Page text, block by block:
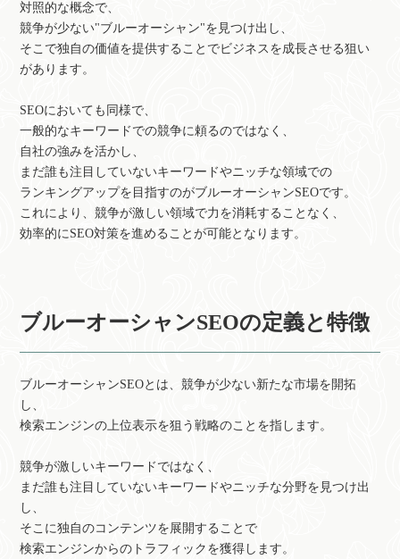
対照的な概念で、
競争が少ない"ブルーオーシャン"を見つけ出し、
そこで独自の価値を提供することでビジネスを成長させる狙い
があります。
SEOにおいても同様で、
一般的なキーワードでの競争に頼るのではなく、
自社の強みを活かし、
まだ誰も注目していないキーワードやニッチな領域での
ランキングアップを目指すのがブルーオーシャンSEOです。
これにより、競争が激しい領域で力を消耗することなく、
効率的にSEO対策を進めることが可能となります。
ブルーオーシャンSEOの定義と特徴
ブルーオーシャンSEOとは、競争が少ない新たな市場を開拓
し、
検索エンジンの上位表示を狙う戦略のことを指します。
競争が激しいキーワードではなく、
まだ誰も注目していないキーワードやニッチな分野を見つけ出
し、
そこに独自のコンテンツを展開することで
検索エンジンからのトラフィックを獲得します。